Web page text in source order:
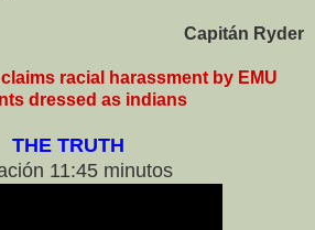
Capitán Ryder
racial harassment by EMU
dressed as indians
THE TRUTH
11:45 minutos